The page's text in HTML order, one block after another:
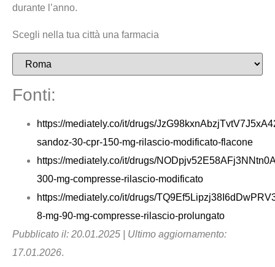
durante l’anno.
Scegli nella tua città una farmacia
Fonti:
https://mediately.co/it/drugs/
sandoz-30-cpr-150-mg-rilascio-modificato-flacone
https://mediately.co/it/drugs/
300-mg-compresse-rilascio-modificato
https://mediately.co/it/drugs/
8-mg-90-mg-compresse-rilascio-prolungato
Pubblicato il: 20.01.2025 | Ultimo aggiornamento:
17.01.2026.